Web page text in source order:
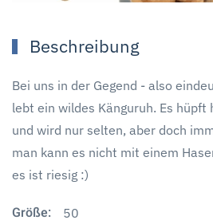
Beschreibung
Bei uns in der Gegend - also
lebt ein wildes Känguruh. Es hüpft
und wird nur selten, aber doch
man kann es nicht mit einem
es ist riesig :)
Größe: 50